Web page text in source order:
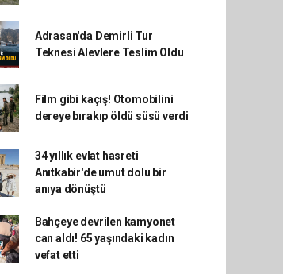
Adrasan'da Demirli Tur
Teknesi Alevlere Teslim Oldu
Film gibi kaçış! Otomobilini
dereye bırakıp öldü süsü verdi
34 yıllık evlat hasreti
Anıtkabir'de umut dolu bir
anıya dönüştü
Bahçeye devrilen kamyonet
can aldı! 65 yaşındaki kadın
vefat etti